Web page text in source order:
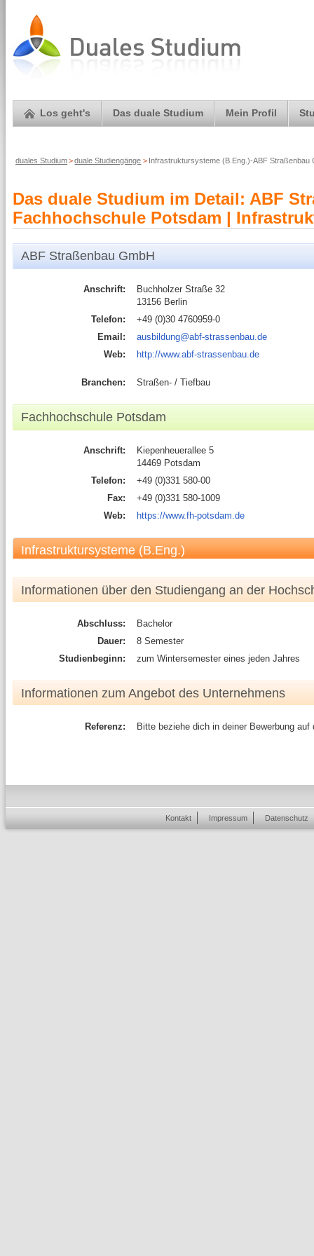
Los geht's Das duale Studium Mein Profil
duales Studium> duale Studiengänge > Infrastruktursysteme (B.Eng.)-ABF Straßenbau
Das duale Studium im Detail: ABF
Fachhochschule Potsdam |
ABF Straßenbau GmbH
Anschrift:
Buchholzer Straße 32
13156 Berlin
Telefon:
+49 (0)30 4760959-0
Email:
ausbildung­@abf-strassenbau.de
Web:
http://www.abf-strassenbau.de
Branchen: Straßen- / Tiefbau
Fachhochschule Potsdam
Anschrift:
Kiepenheuerallee 5
14469 Potsdam
Telefon:
+49 (0)331 580-00
Fax:
+49 (0)331 580-1009
Web:
https://www.fh-potsdam.de
Infrastruktursysteme (B.Eng.)
Informationen über den Studiengang an der
Abschluss:
Bachelor
Dauer:
8 Semester
Studienbeginn:
zum Wintersemester eines jeden Jahres
Informationen zum Angebot des Unternehmens
Referenz: Bitte beziehe dich in deiner Bewerbung auf
Kontakt Impressum Datenschutz